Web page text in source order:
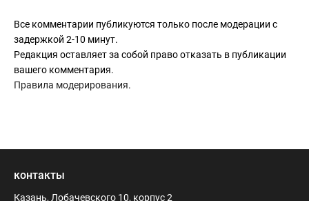
Все комментарии публикуются только после модерации с
задержкой 2-10 минут.
Редакция оставляет за собой право отказать в публикации
вашего комментария.
Правила модерирования.
контакты
Казань, Лобачевского 10, корпус 2